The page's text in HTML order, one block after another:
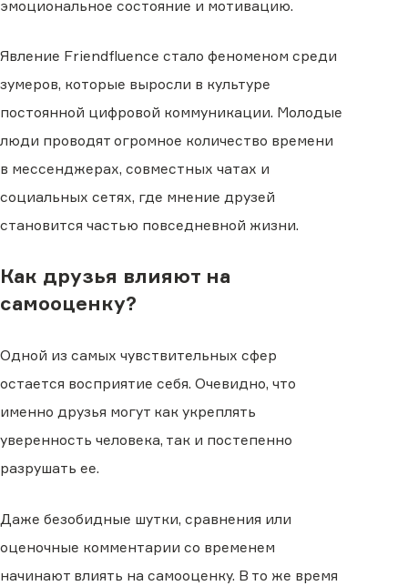
эмоциональное состояние и мотивацию.
Явление Friendfluence стало феноменом среди
зумеров, которые выросли в культуре
постоянной цифровой коммуникации. Молодые
люди проводят огромное количество времени
в мессенджерах, совместных чатах и
социальных сетях, где мнение друзей
становится частью повседневной жизни.
Как друзья влияют на
самооценку?
Одной из самых чувствительных сфер
остается восприятие себя. Очевидно, что
именно друзья могут как укреплять
уверенность человека, так и постепенно
разрушать ее.
Даже безобидные шутки, сравнения или
оценочные комментарии со временем
начинают влиять на самооценку. В то же время